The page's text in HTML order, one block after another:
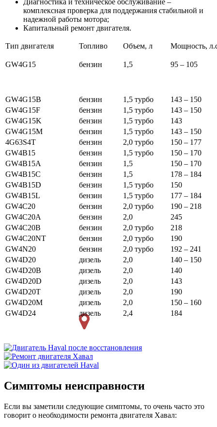
Диагностика и техническое обслуживание –
комплексная проверка для поддержания стабильной и
надежной работы мотора;
Капитальный ремонт двигателя.
Тип двигателя Топливо Объем, л Мощность,
GW4G15 бензин 1,5 95 – 105
GW4G15B бензин 1,5 турбо
143 – 150
GW4G15F
бензин 1,5 турбо
143 – 150
GW4G15K
бензин 1,5 турбо
143
GW4G15M
бензин 1,5 турбо
143 – 150
4G63S4T
бензин 2,0 турбо
150 – 177
GW4B15
бензин 1,5 турбо
150 – 170
GW4B15A
бензин 1,5
150 – 170
GW4B15C
бензин 1,5
178 – 184
GW4B15D
бензин 1,5 турбо
150
GW4B15L
бензин 1,5 турбо
177 – 184
GW4C20
бензин 2,0 турбо
190 – 218
GW4C20A
бензин 2,0
245
GW4C20B
бензин 2,0 турбо
218
GW4C20NT
бензин 2,0 турбо
190
GW4N20
бензин 2,0 турбо
192 – 241
GW4D20
дизель 2,0
140 – 150
GW4D20B
дизель 2,0
140
GW4D20D
дизель 2,0
143
GW4D20T
дизель 2,0
190
GW4D20M
дизель 2,0
150 – 160
GW4D24
дизель 2,4 184
Симптомы неисправности
Если вы заметили следующие симптомы, то очень часто это
говорит о необходимости ремонта двигателя Хавал: